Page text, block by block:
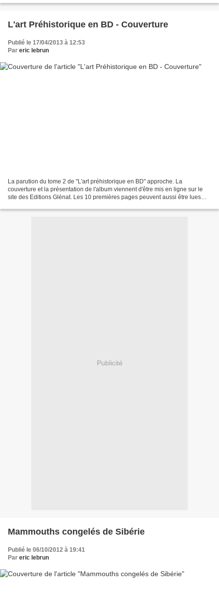
L'art Préhistorique en BD - Couverture
Publié le 17/04/2013 à 12:53
Par eric lebrun
La parution du tome 2 de "L'art préhistorique en BD" approche. La
couverture et la présentation de l'album viennent d'être mis en ligne sur le
site des Editions Glénat. Les 10 premières pages peuvent aussi être lues
Publicité
Mammouths congelés de Sibérie
Publié le 06/10/2012 à 19:41
Par eric lebrun